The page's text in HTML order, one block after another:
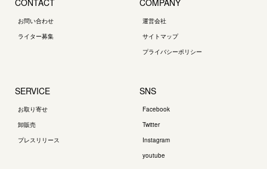
お問い合わせ
ライター募集
運営会社
サイトマップ
プライバシーポリシー
SERVICE
お取り寄せ
卸販売
プレスリリース
SNS
Facebook
Twitter
Instagram
youtube